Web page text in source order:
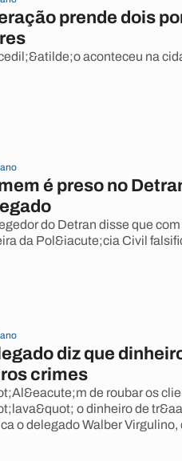
prende dois
aconteceu na
é preso no
do Detran disse que
da Pol&iacute;cia Civil
diz que
crimes
de roubar os
o dinheiro de
o delegado Walber